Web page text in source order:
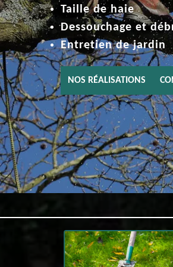
Taille de haie
Dessouchage et
Entretien de jardin
NOS RÉALISATIONS